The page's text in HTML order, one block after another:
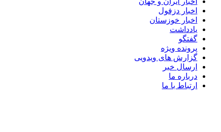
اخبار دزفول
اخبار خوزستان
یادداشت
گفتگو
پرونده ویژه
گزارش های ویدویی
ارسال خبر
درباره ما
ارتباط با ما